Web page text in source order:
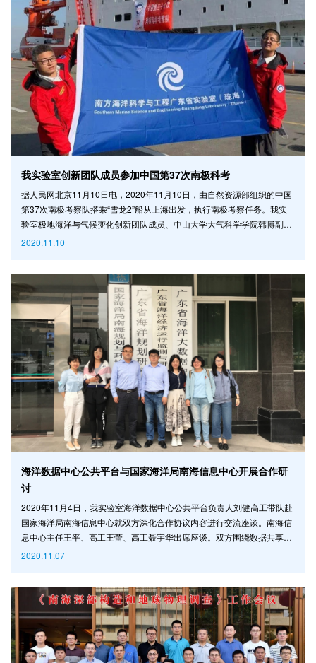
我实验室创新团队成员参加中国第37次南极科考
据人民网北京11月10日电，2020年11月10日，由自然资源部组织的中国
第37次南极考察队搭乘“雪龙2”船从上海出发，执行南极考察任务。我实
验室极地海洋与气候变化创新团队成员、中山大学大气科学学院韩博副教
授和张功博士随队出征。 图：我实验室极地海洋与气候变化创新团队成员
调查工作，并执行南大洋微塑料、海漂垃圾等新型污染物业务化
2020.11.10
海洋数据中心公共平台与国家海洋局南海信息中心开展合作研
讨
2020年11月4日，我实验室海洋数据中心公共平台负责人刘健高工带队赴
国家海洋局南海信息中心就双方深化合作协议内容进行交流座谈。南海信
息中心主任王平、高工王蕾、高工聂宇华出席座谈。双方围绕数据共享、
产品研发、合作交流等合作方向进行深入探讨，明确深化合作协议内容。
刘海燕工程师展示了数据中心的建设情况、数据资源和合作需求。双
2020.11.07